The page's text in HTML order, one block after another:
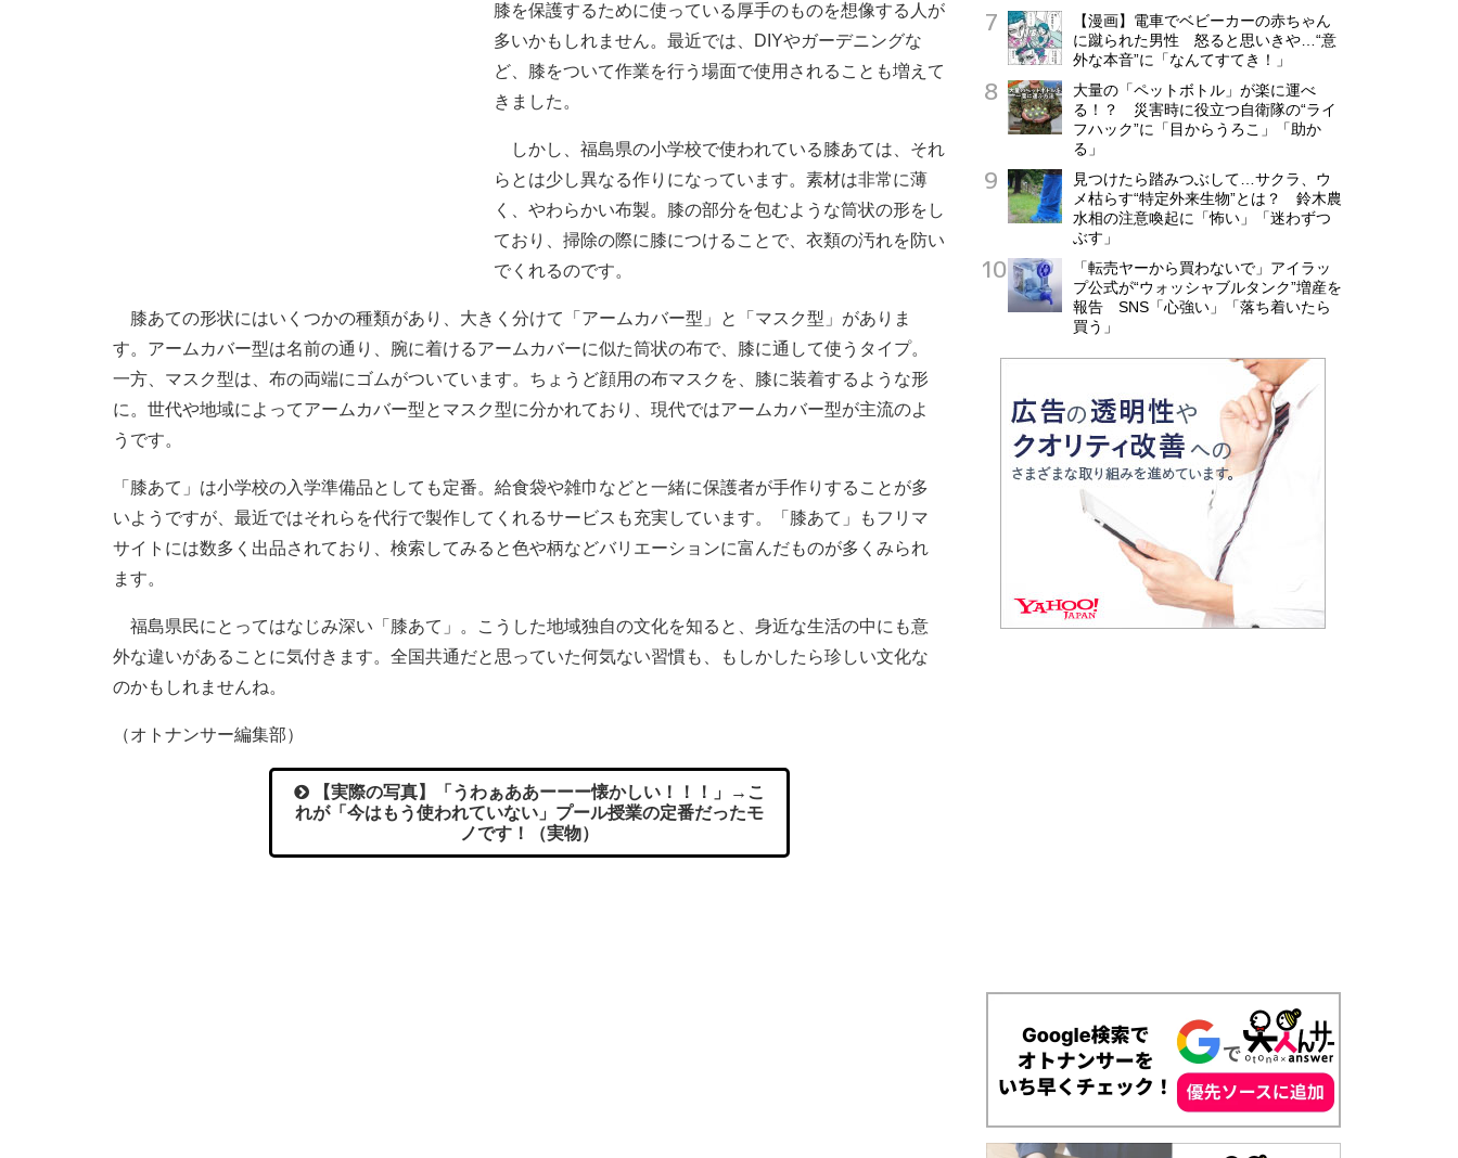
膝を保護するために使っている厚手のものを想像する人が
多いかもしれません。最近では、DIYやガーデニングな
ど、膝をついて作業を行う場面で使用されることも増えて
きました。
しかし、福島県の小学校で使われている膝あては、それ
らとは少し異なる作りになっています。素材は非常に薄
く、やわらかい布製。膝の部分を包むような筒状の形をし
ており、掃除の際に膝につけることで、衣類の汚れを防い
でくれるのです。
膝あての形状にはいくつかの種類があり、大きく分けて「アームカバー型」と「マスク型」がありま
す。アームカバー型は名前の通り、腕に着けるアームカバーに似た筒状の布で、膝に通して使うタイプ。
一方、マスク型は、布の両端にゴムがついています。ちょうど顔用の布マスクを、膝に装着するような形
に。世代や地域によってアームカバー型とマスク型に分かれており、現代ではアームカバー型が主流のよ
うです。
「膝あて」は小学校の入学準備品としても定番。給食袋や雑巾などと一緒に保護者が手作りすることが多
いようですが、最近ではそれらを代行で製作してくれるサービスも充実しています。「膝あて」もフリマ
サイトには数多く出品されており、検索してみると色や柄などバリエーションに富んだものが多くみられ
ます。
福島県民にとってはなじみ深い「膝あて」。こうした地域独自の文化を知ると、身近な生活の中にも意
外な違いがあることに気付きます。全国共通だと思っていた何気ない習慣も、もしかしたら珍しい文化な
のかもしれませんね。
（オトナンサー編集部）
【実際の写真】「うわぁああーーー懐かしい！！！」→こ
れが「今はもう使われていない」プール授業の定番だったモ
ノです！（実物）
【漫画】電車でベビーカーの赤ちゃん
に蹴られた男性 怒ると思いきや…“意
外な本音”に「なんてすてき！」
大量の「ペットボトル」が楽に運べ
る！？ 災害時に役立つ自衛隊の“ライ
フハック”に「目からうろこ」「助か
る」
見つけたら踏みつぶして…サクラ、ウ
メ枯らす“特定外来生物”とは？ 鈴木農
水相の注意喚起に「怖い」「迷わずつ
ぶす」
「転売ヤーから買わないで」アイラッ
プ公式が“ウォッシャブルタンク”増産を
報告 SNS「心強い」「落ち着いたら
買う」